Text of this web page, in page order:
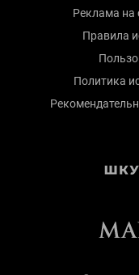
Реклама на
Правила
Политика